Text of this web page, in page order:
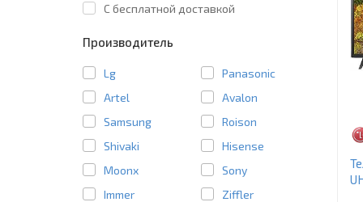
C бесплатной доставкой
Производитель
Lg
Panasonic
Artel
Avalon
Samsung
Roison
Shivaki
Hisense
Moonx
Sony
Immer
Ziffler